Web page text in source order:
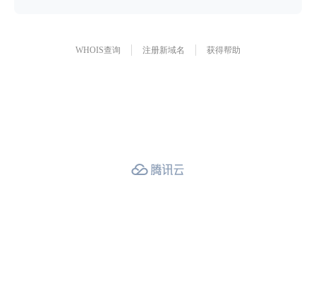
WHOIS查询 注册新域名 获得帮助